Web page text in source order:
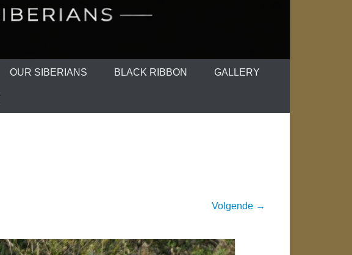
OUR SIBERIANS BLACK RIBBON GALLERY
Volgende →